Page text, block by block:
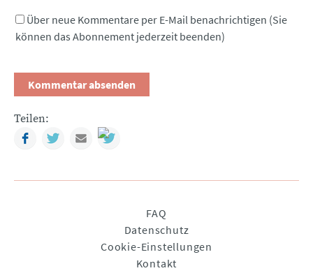
Über neue Kommentare per E-Mail benachrichtigen (Sie
können das Abonnement jederzeit beenden)
Teilen:
FacebookTwitterMail
FAQ
Datenschutz
Cookie-Einstellungen
Kontakt